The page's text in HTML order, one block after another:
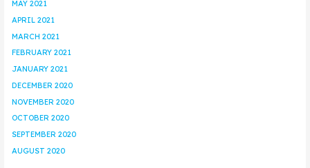
MAY 2021
APRIL 2021
MARCH 2021
FEBRUARY 2021
JANUARY 2021
DECEMBER 2020
NOVEMBER 2020
OCTOBER 2020
SEPTEMBER 2020
AUGUST 2020